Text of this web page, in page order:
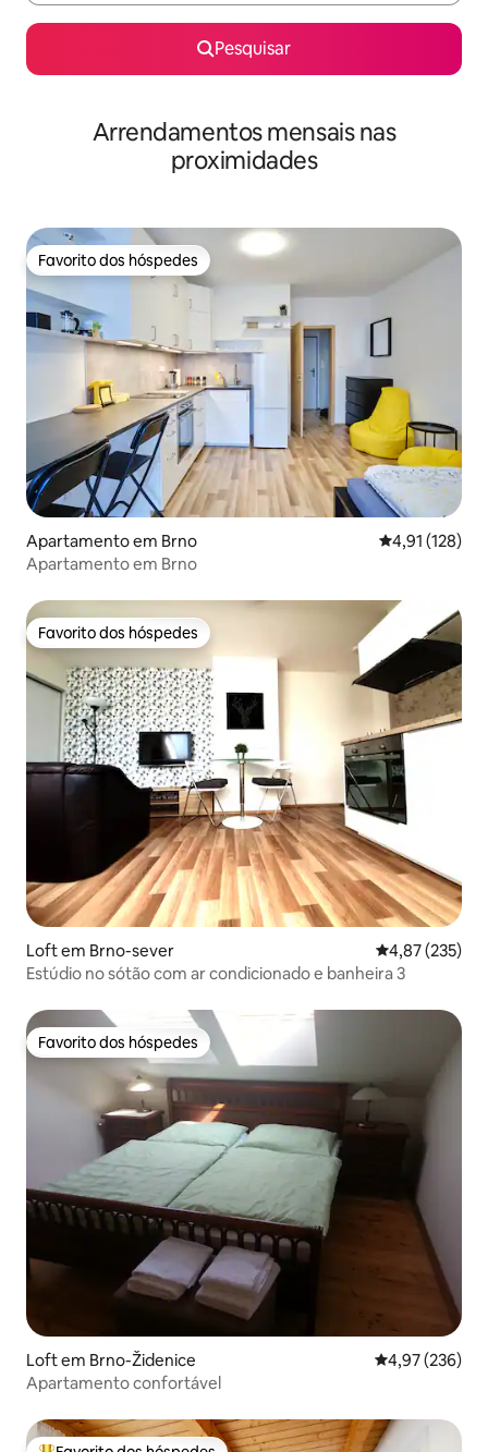
Pesquisar
Arrendamentos mensais nas
proximidades
Favorito dos hóspedes
Favorito dos hóspedes
Apartamento em Brno Classificação
4,91 (128)
Apartamento em Brno
Favorito dos hóspedes
Favorito dos hóspedes
Loft em Brno-sever Classificação
4,87 (235)
Estúdio no sótão com ar condicionado e banheira 3
Favorito dos hóspedes
Favorito dos hóspedes
Loft em Brno-Židenice Classificação
4,97 (236)
Apartamento confortável